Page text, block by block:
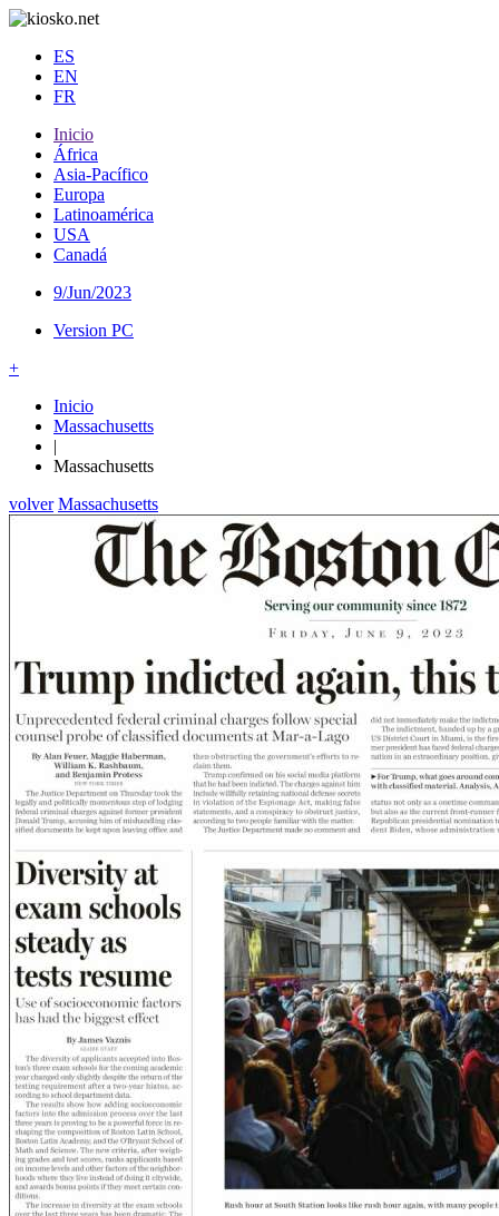
ES
EN
FR
Inicio
África
Asia-Pacífico
Europa
Latinoamérica
USA
Canadá
9/Jun/2023
Version PC
+
Inicio
Massachusetts
|
Massachusetts
volver Massachusetts